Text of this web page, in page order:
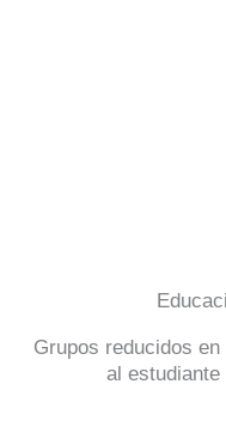
Grupos reducidos
al